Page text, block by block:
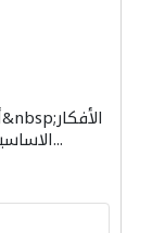
الاساسية,لأعمال أنظمة التهوية والتكييف ت...